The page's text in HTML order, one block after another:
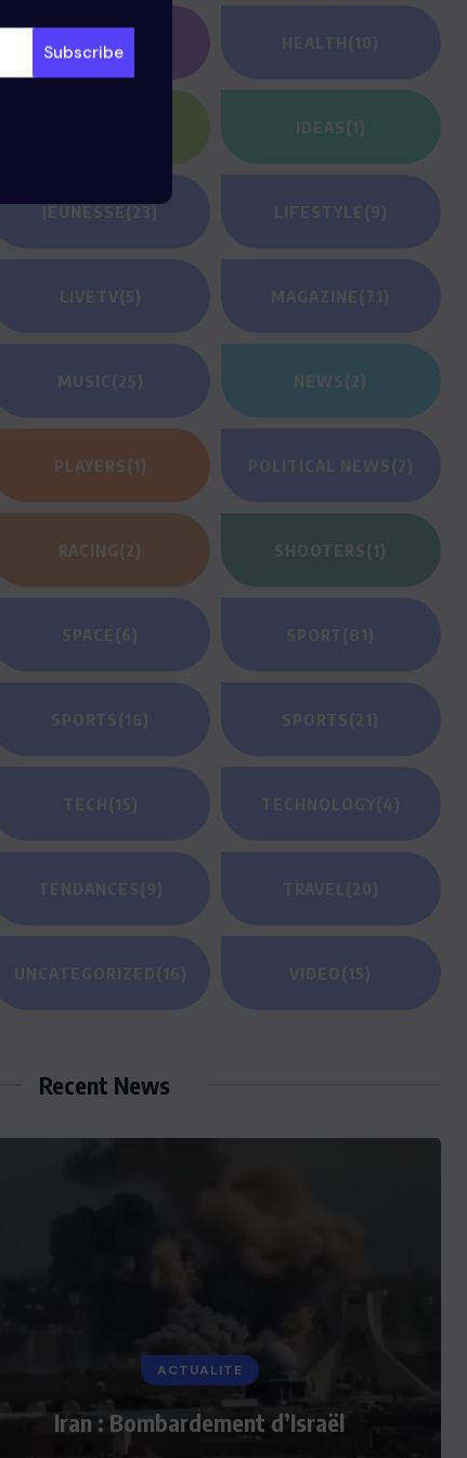
GAMING HEALTH(10)
IDEAS(1)
JEUNESSE(23) LIFESTYLE(9)
LIVETV(5) MAGAZINE(71)
MUSIC (25) NEWS(2)
PLAYERS(1) POLITICAL NEWS(2)
RACING(2) SHOOTERS(1)
SPACE(6) SPORT(81)
SPORTS(16) SPORTS(21)
TECH(15) TECHNOLOGY(4)
TENDANCES(9) TRAVEL (20)
UNCATEGORIZED(16) VIDEO(15)
Recent News
ACTUALITE
Iran : Bombardement d’Israël